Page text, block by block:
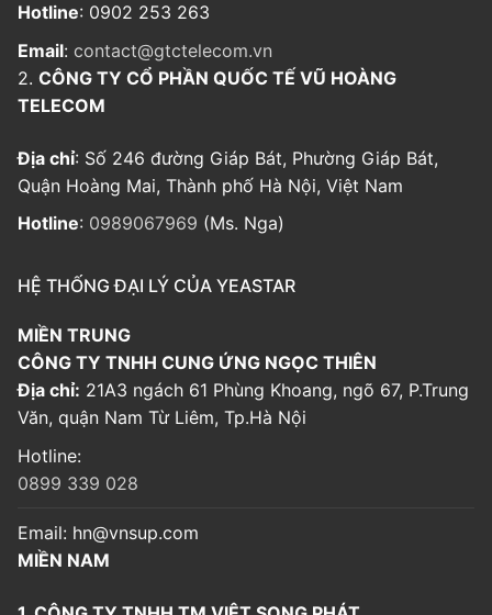
Hotline: 0902 253 263
Email: contact@gtctelecom.vn
2. CÔNG TY CỔ PHẦN QUỐC TẾ VŨ HOÀNG
TELECOM
Địa chỉ: Số 246 đường Giáp Bát, Phường Giáp Bát,
Quận Hoàng Mai, Thành phố Hà Nội, Việt Nam
Hotline: 0989067969 (Ms. Nga)
HỆ THỐNG ĐẠI LÝ CỦA YEASTAR
MIỀN TRUNG
CÔNG TY TNHH CUNG ỨNG NGỌC THIÊN
Địa chỉ: 21A3 ngách 61 Phùng Khoang, ngõ 67, P.Trung
Văn, quận Nam Từ Liêm, Tp.Hà Nội
Hotline:
0899 339 028
Email: hn@vnsup.com
MIỀN NAM